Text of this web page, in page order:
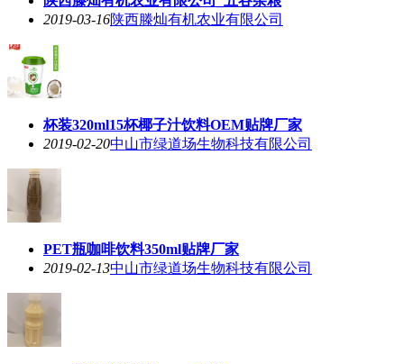
2019-03-16陕西滕灿有机农业有限公司
杯装320ml15杯椰子汁饮料OEM贴牌厂家
2019-02-20中山市绿道场生物科技有限公司
PET瓶咖啡饮料350ml贴牌厂家
2019-02-13中山市绿道场生物科技有限公司